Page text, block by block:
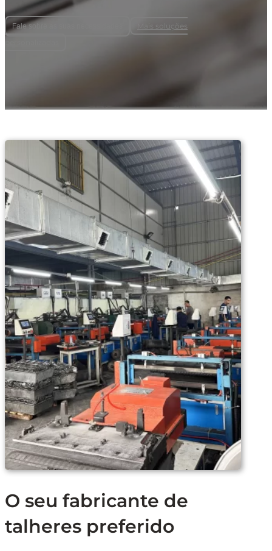
Fale sobre as suas necessidades
Mais soluções
O seu fabricante de
talheres preferido